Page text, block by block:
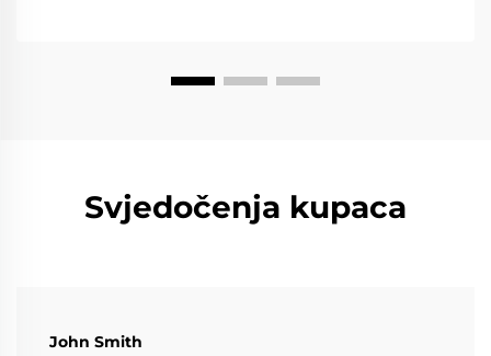
Svjedočenja kupaca
John Smith